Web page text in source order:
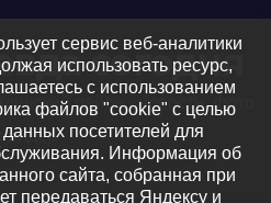
сегодня
район - новости, фото
видео
сервис веб-аналитики
использовать ресурс,
с использованием
файлов "cookie" с целью
посетителей для
Информация об
сайта, собранная при
передаваться Яндексу и